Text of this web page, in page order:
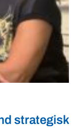
strategisk